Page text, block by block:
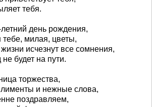
тебя.
день рождения,
тебе, милая, цветы,
исчезнут все сомнения,
будет на пути.
торжества,
и нежные слова,
поздравляем,